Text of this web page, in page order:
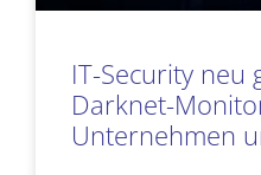
IT-Security neu
Darknet-
Unternehmen